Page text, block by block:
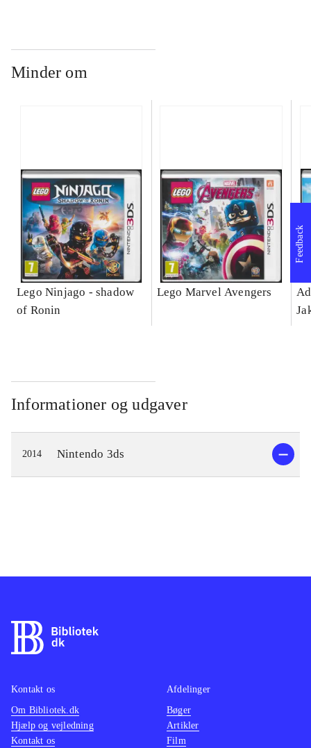
Minder om
Lego Ninjago - shadow
of Ronin
Lego Marvel Avengers
Informationer og udgaver
2014 Nintendo 3ds
Feedback
Kontakt os
Om Bibliotek.dk
Hjælp og vejledning
Kontakt os
Afdelinger
Bøger
Artikler
Film